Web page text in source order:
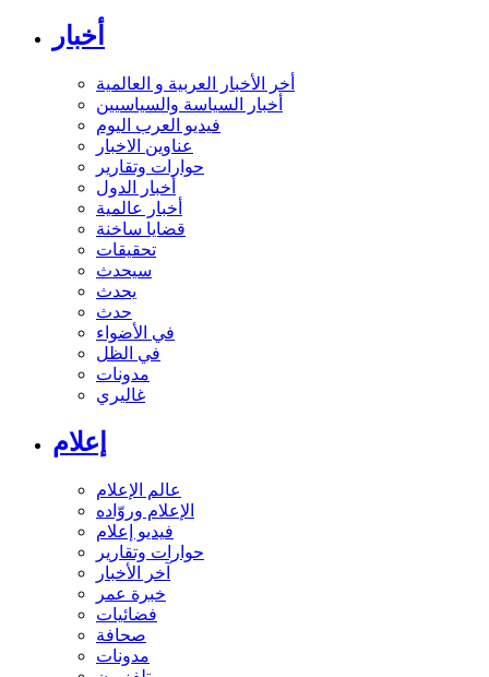
أخبار
أخر الأخبار العربية و العالمية
أخبار السياسة والسياسيين
فيديو العرب اليوم
عناوين الاخبار
حوارات وتقارير
أخبار الدول
أخبار عالمية
قضايا ساخنة
تحقيقات
سيحدث
يحدث
حدث
في الأضواء
في الظل
مدونات
غاليري
إعلام
عالم الإعلام
الإعلام وروّاده
فيديو إعلام
حوارات وتقارير
آخر الأخبار
خبرة عمر
فضائيات
صحافة
مدونات